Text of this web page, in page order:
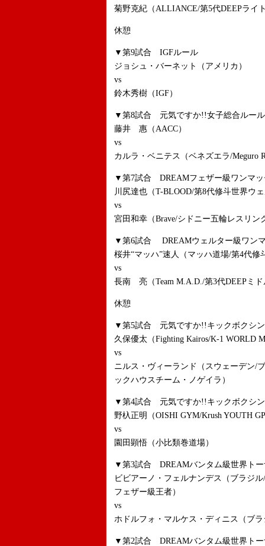
菊野克紀（ALLIANCE/第5代DEEPライ
休憩
▼第9試合 IGFルール
ジョシュ・バーネット（アメリカ）
vs
鈴木秀樹（IGF）
▼第8試合 元気ですか!!女子総合ルー
藤井 惠（AACC）
vs
カルラ・ベニテス（ベネズエラ/Meguro
▼第7試合 DREAMフェザー級ワンマ
川尻達也（T-BLOOD/第8代修斗世界ウ
vs
宮田和幸（Brave/シドニー五輪レスリン
▼第6試合 DREAMウェルター級ワン
桜井“マッハ”速人（マッハ道場/第4代修
vs
長南 亮（Team M.A.D./第3代DEEPミド
休憩
▼第5試合 元気ですか!!キックボクシ
久保優太（Fighting Kairos/K-1 WORLD
vs
ニルス・ヴィーランド（スウェーデン/
ックハウスチーム・ノゲイラ）
▼第4試合 元気ですか!!キックボクシ
野杁正明（OISHI GYM/Krush YOUTH
vs
園田顕悟（小比類巻道場）
▼第3試合 DREAMバンタム級世界ト
ビビアーノ・フェルナンデス（ブラジ
フェザー級王者）
vs
ホドルフォ・マルケス・ディニス（ブ
▼第2試合 DREAMバンタム級世界ト